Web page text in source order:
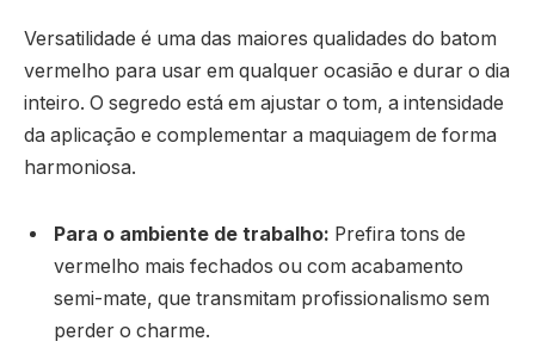
Versatilidade é uma das maiores qualidades do batom
vermelho para usar em qualquer ocasião e durar o dia
inteiro. O segredo está em ajustar o tom, a intensidade
da aplicação e complementar a maquiagem de forma
harmoniosa.
Para o ambiente de trabalho: Prefira tons de
vermelho mais fechados ou com acabamento
semi-mate, que transmitam profissionalismo sem
perder o charme.